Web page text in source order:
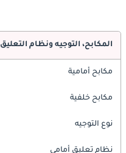
المكابح، التوجيه ونظام التعليق
مكابح أمامية
مكابح خلفية
نوع التوجيه
نظام تعليق أمامي